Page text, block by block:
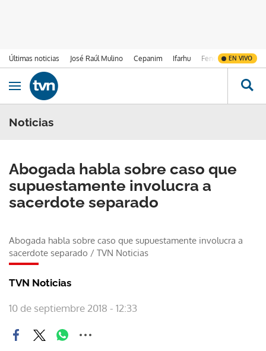
Últimas noticias José Raúl Mulino Cepanim Ifarhu Fenómeno de El
EN VIVO
Ir al contenido
Obrir navegació
Noticias
Abogada habla sobre caso que
supuestamente involucra a
sacerdote separado
Abogada habla sobre caso que supuestamente involucra a
sacerdote separado / TVN Noticias
TVN Noticias
10 de septiembre 2018 - 12:33